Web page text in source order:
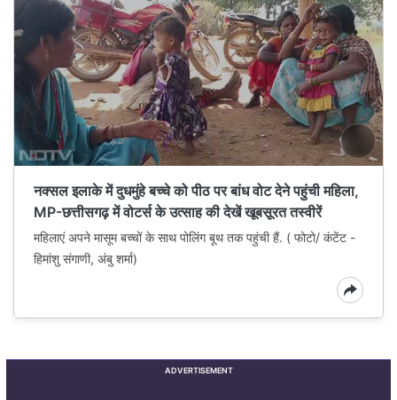
नक्सल इलाके में दुधमुंहे बच्चे को पीठ पर बांध वोट देने पहुंची महिला,
MP-छत्तीसगढ़ में वोटर्स के उत्साह की देखें खूबसूरत तस्वीरें
महिलाएं अपने मासूम बच्चों के साथ पोलिंग बूथ तक पहुंची हैं. ( फोटो/ कंटेंट -
हिमांशु संगाणी, अंबु शर्मा)
ADVERTISEMENT